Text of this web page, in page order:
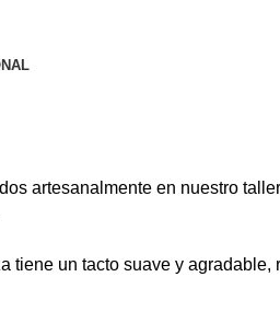
artesanalmente en nuestro
un tacto suave y agradable,